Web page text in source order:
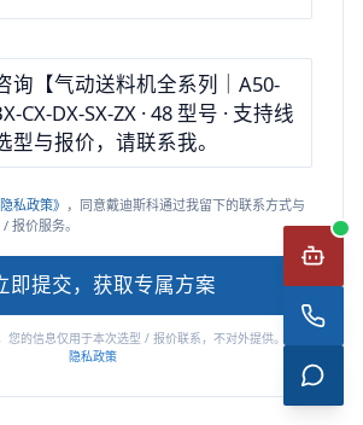
私政策》 ，同意戴迪斯科通过我留下的联系方式与
报价服务。
即提交，获取专属方案
您的信息仅用于本次选型 / 报价联系，不对外提供。详见
隐私政策